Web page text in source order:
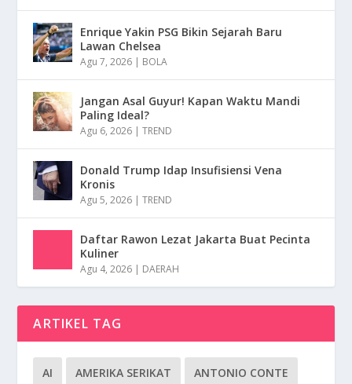
Enrique Yakin PSG Bikin Sejarah Baru
Lawan Chelsea
Agu 7, 2026 | BOLA
Jangan Asal Guyur! Kapan Waktu Mandi
Paling Ideal?
Agu 6, 2026 |TREND
Donald Trump Idap Insufisiensi Vena
Kronis
Agu 5, 2026 |TREND
Daftar Rawon Lezat Jakarta Buat Pecinta
Kuliner
Agu 4, 2026 | DAERAH
ARTIKEL TAG
AI AMERIKA SERIKAT ANTONIO CONTE